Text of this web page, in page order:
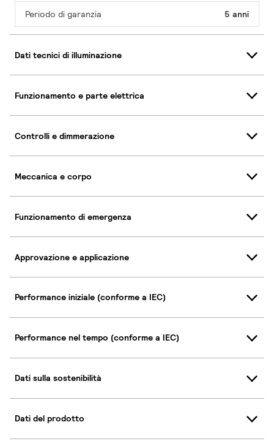
Periodo di garanzia 5 anni
Dati tecnici di illuminazione
Funzionamento e parte elettrica
Controlli e dimmerazione
Meccanica e corpo
Funzionamento di emergenza
Approvazione e applicazione
Performance iniziale (conforme a IEC)
Performance nel tempo (conforme a IEC)
Dati sulla sostenibilità
Dati del prodotto